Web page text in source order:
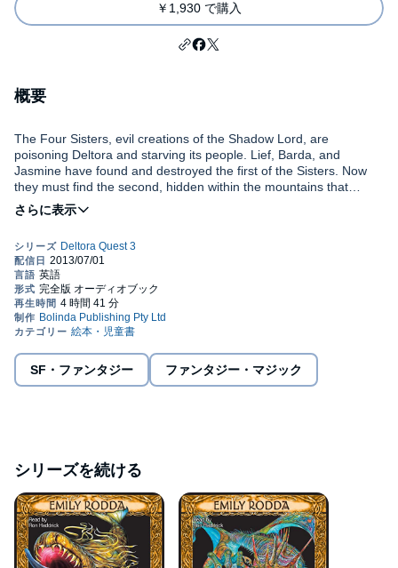
￥1,930 で購入
概要
The Four Sisters, evil creations of the Shadow Lord, are
poisoning Deltora and starving its people. Lief, Barda, and
Jasmine have found and destroyed the first of the Sisters. Now
they must find the second, hidden within the mountains that
border the Shadowlands itself. And they know that only the
Dragon of the Emerald can help them.
Shadowlands, he plots their destruction. Hidden enemies and
trickery await as the companions travel towards the Sister of the
North and its terrible guardian, the dread place called
Shadowgate.
©2003 Emily Rodda (P)2001 Australian Broadcasting Corporation
SF・ファンタジー ファンタジー・マジック
シリーズを続ける